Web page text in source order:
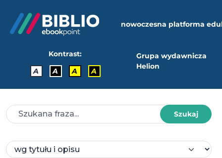
nowoczesna platforma
Kontrast:
A
A A A
Grupa wydawnicza
Helion
Szukaj